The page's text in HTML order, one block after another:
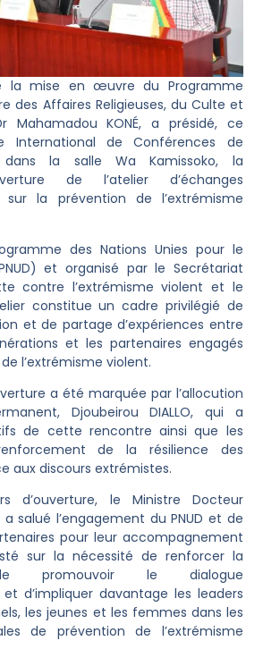
la mise en œuvre du Programme
des Affaires Religieuses, du Culte et
Mahamadou KONÉ, a présidé, ce
International de Conférences de
dans la salle Wa Kamissoko, la
de l’atelier d’échanges
sur la prévention de l’extrémisme
des Nations Unies pour le
et organisé par le Secrétariat
contre l’extrémisme violent et le
constitue un cadre privilégié de
et de partage d’expériences entre
et les partenaires engagés
l’extrémisme violent.
a été marquée par l’allocution
Djoubeirou DIALLO, qui a
de cette rencontre ainsi que les
de la résilience des
aux discours extrémistes.
d’ouverture, le Ministre Docteur
a salué l’engagement du PNUD et de
pour leur accompagnement
sur la nécessité de renforcer la
promouvoir le dialogue
d’impliquer davantage les leaders
les jeunes et les femmes dans les
de prévention de l’extrémisme